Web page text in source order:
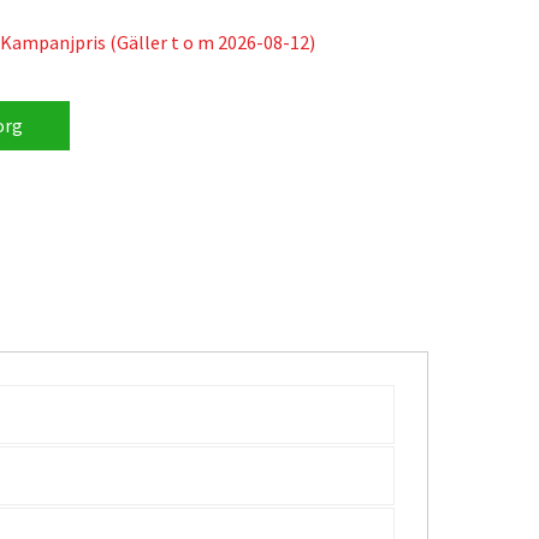
(BR 009-SP)
Kampanjpris (Gäller t o m 2026-08-12)